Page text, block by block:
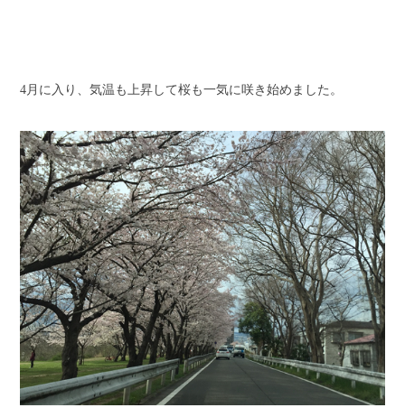
4月に入り、気温も上昇して桜も一気に咲き始めました。